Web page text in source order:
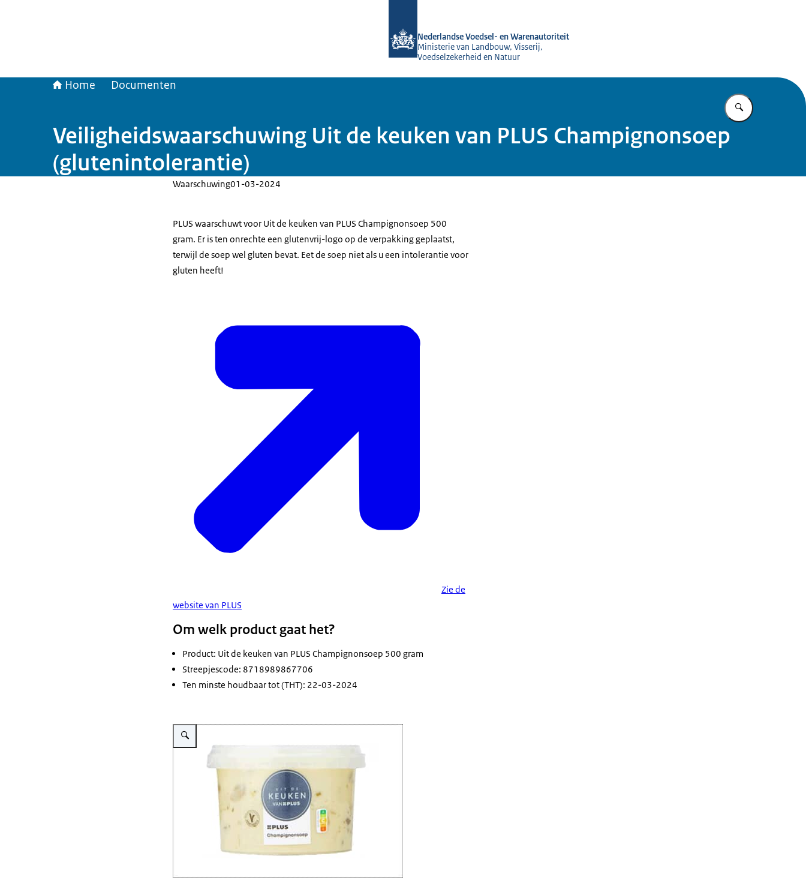
Nederlandse Voedsel- en Warenautoriteit
Ministerie van Landbouw, Visserij,
Voedselzekerheid en Natuur
Home Documenten
Vul in wat u
Veiligheidswaarschuwing Uit de keuken van PLUS Champignonsoep
(glutenintolerantie)
Waarschuwing01-03-2024
PLUS waarschuwt voor Uit de keuken van PLUS Champignonsoep 500
gram. Er is ten onrechte een glutenvrij-logo op de verpakking geplaatst,
terwijl de soep wel gluten bevat. Eet de soep niet als u een intolerantie voor
gluten heeft!
Zie de
website van PLUS
Om welk product gaat het?
Product: Uit de keuken van PLUS Champignonsoep 500 gram
Streepjescode: 8718989867706
Ten minste houdbaar tot (THT): 22-03-2024
Vergroot afbeelding Plastic emmer met champignonsoep van PLUS